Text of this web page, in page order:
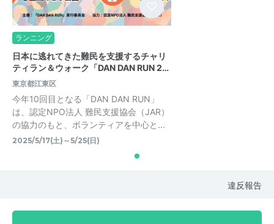
ランニング
日本に逃れてきた難民を支援するチャリ
ティラン＆ウォーク「DAN DAN RUN 2…
東京都江東区
今年10回目となる「DAN DAN RUN」
は、認定NPO法人 難民支援協会（JAR）
の協力のもと、ボランティアを中心と...
2025/5/17(土)～5/25(日)
違反報告